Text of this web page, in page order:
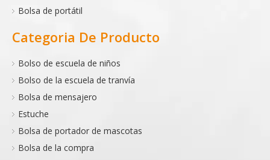
Bolsa de portátil
Categoria De Producto
Bolso de escuela de niños
Bolso de la escuela de tranvía
Bolsa de mensajero
Estuche
Bolsa de portador de mascotas
Bolsa de la compra